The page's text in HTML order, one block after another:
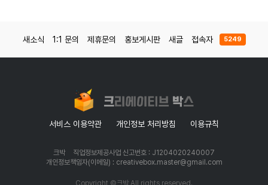
새소식 1:1 문의 제휴문의 홍보게시판 새글 접속자 5249
서비스 이용약관 개인정보 처리방침 이용규칙
크박
직업정보제공사업 신고번호 : J1204020240007
개인정보책임자(이메일) : creativebox.master@gmail.com
Copyright ©크박 All rights reserved.